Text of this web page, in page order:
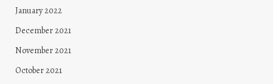
January 2022
December 2021
November 2021
October 2021